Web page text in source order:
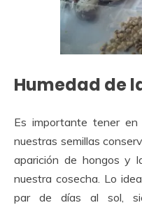
Humedad de
Es importante tener en
nuestras semillas
aparición de hongos y
nuestra cosecha. Lo
par de días al sol,